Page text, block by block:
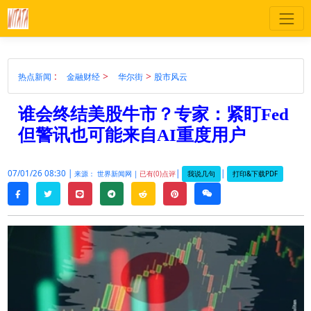
热点新闻 : 金融财经> 华尔街 > 股市风云
谁会终结美股牛市？专家：紧盯Fed
但警讯也可能来自AI重度用户
07/01/26 08:30 | 来源： 世界新闻网 | 已有(0)点评| 我说几句 | 打印&下载PDF
facebooktwitterline telegramreddit pinterestweixin